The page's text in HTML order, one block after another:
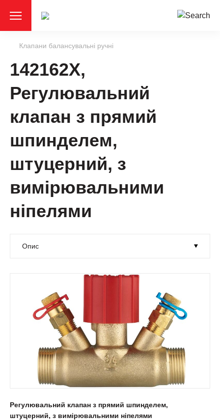
Клапани балансувальні ручні
142162X,
Регулювальний
клапан з прямий
шпинделем,
штуцерний, з
вимірювальними
ніпелями
Регулювальний клапан з прямий шпинделем,
штуцерний, з вимірювальними ніпелями